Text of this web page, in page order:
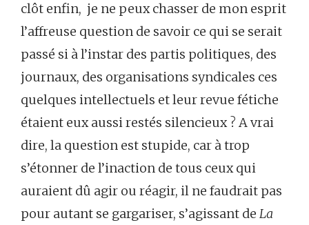
clôt enfin, je ne peux chasser de mon esprit
l’affreuse question de savoir ce qui se serait
passé si à l’instar des partis politiques, des
journaux, des organisations syndicales ces
quelques intellectuels et leur revue fétiche
étaient eux aussi restés silencieux ? A vrai
dire, la question est stupide, car à trop
s’étonner de l’inaction de tous ceux qui
auraient dû agir ou réagir, il ne faudrait pas
pour autant se gargariser, s’agissant de La